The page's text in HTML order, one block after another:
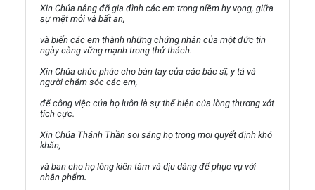
Xin Chúa nâng đỡ gia đình các em trong niềm hy vọng, giữa
sự mệt mỏi và bất an,
và biến các em thành những chứng nhân của một đức tin
ngày càng vững mạnh trong thử thách.
Xin Chúa chúc phúc cho bàn tay của các bác sĩ, y tá và
người chăm sóc các em,
để công việc của họ luôn là sự thể hiện của lòng thương xót
tích cực.
Xin Chúa Thánh Thần soi sáng họ trong mọi quyết định khó
khăn,
và ban cho họ lòng kiên tâm và dịu dàng để phục vụ với
nhân phẩm.